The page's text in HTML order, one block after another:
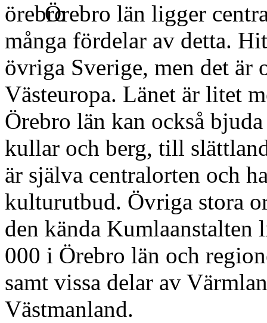
Örebro län ligger
många fördelar av detta.
övriga Sverige, men det
Västeuropa. Länet är litet
Örebro län kan också
kullar och berg, till
är själva centralorten och
kulturutbud. Övriga stora
den kända
000 i Örebro län och
samt vissa delar av
Västmanland.